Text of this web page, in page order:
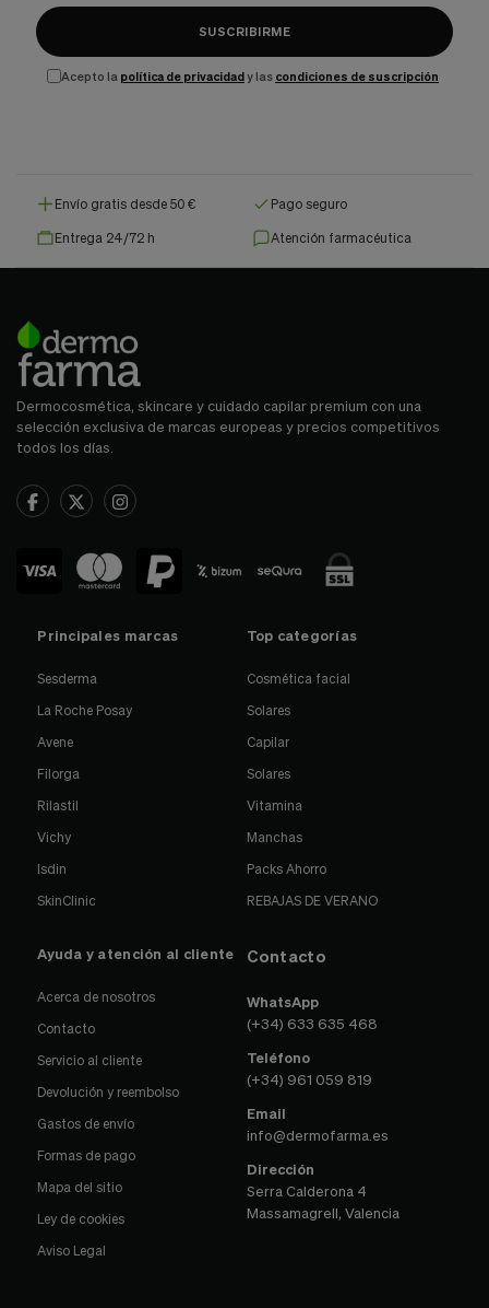
SUSCRIBIRME
Acepto la política de privacidady las condiciones de suscripción
Envío gratis desde 50 € Pago seguro
Entrega 24/72 h Atención farmacéutica
Dermocosmética, skincare y cuidado capilar premium con una
selección exclusiva de marcas europeas y precios competitivos
todos los días.
Principales marcas
Sesderma
La Roche Posay
Avene
Filorga
Rilastil
Vichy
Isdin
SkinClinic
Top categorías
Cosmética facial
Solares
Capilar
Solares
Vitamina
Manchas
Packs Ahorro
REBAJAS DE VERANO
Ayuda y atención al cliente
Acerca de nosotros
Contacto
Servicio al cliente
Devolución y reembolso
Gastos de envío
Formas de pago
Mapa del sitio
Ley de cookies
Aviso Legal
Contacto
WhatsApp
(+34) 633 635 468
Teléfono
(+34) 961 059 819
Email
info@dermofarma.es
Dirección
Serra Calderona 4
Massamagrell, Valencia